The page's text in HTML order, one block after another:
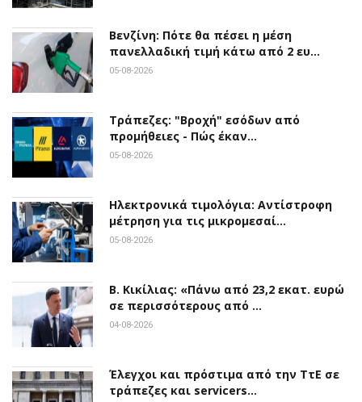
Βενζίνη: Πότε θα πέσει η μέση
πανελλαδική τιμή κάτω από 2 ευ…
05-08-2026
Τράπεζες: "Βροχή" εσόδων από
προμήθειες - Πώς έκαν…
05-08-2026
Ηλεκτρονικά τιμολόγια: Αντίστροφη
μέτρηση για τις μικρομεσαί…
05-08-2026
Β. Κικίλιας: «Πάνω από 23,2 εκατ. ευρώ
σε περισσότερους από …
04-08-2026
Έλεγχοι και πρόστιμα από την ΤτΕ σε
τράπεζες και servicers…